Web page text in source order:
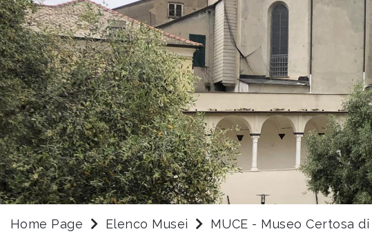
Home Page Elenco Musei MUCE - Museo Certosa